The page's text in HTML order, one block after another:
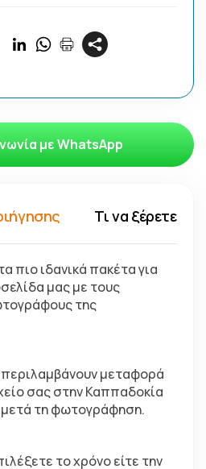
Τι να ξέρετε
πιο ιδανικά πακέτα για
μας με τους
της
μεταφορά
σας στην Καππαδοκία
τη φωτογράφηση.
το χρόνο είτε την
με WhatsApp